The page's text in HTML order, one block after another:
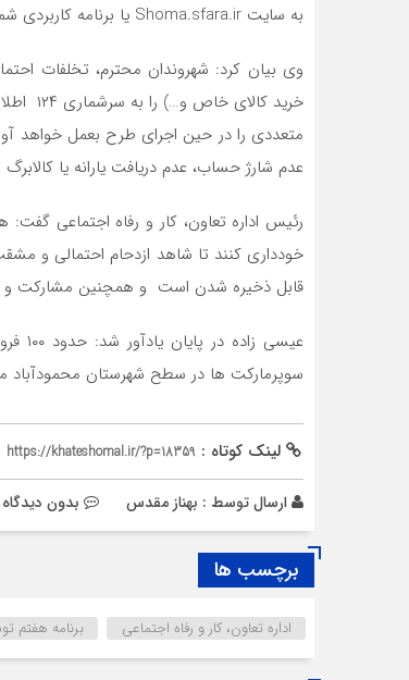
به سایت Shoma.sfara.ir یا برنامه کاربردی شما مراجعه کنند.
وی بیان کرد: شهروندان محترم، تخلفات
خرید
متعددی را در حین اجرای طرح بعمل خواهد
عدم شارژ حساب‌، عدم دریافت یارانه یا کالابرگ و… شماره تلفن ۰۲۱۶۳۶۹ آماده پاسخگویی
رئیس اداره تعاون، کار و رفاه اجتماعی گفت:
خودداری کنند تا شاهد ازدحام احتمالی و
قابل ذخیره شدن است و همچنین مشارکت و
سوپرمارکت ها در سطح شهرستان
لینک کوتاه : https://khateshomal.ir/?p=18359
ارسال توسط : بهناز مقدس بدون دیدگاه
برچسب ها
اداره تعاون، کار و رفاه اجتماعی برنامه هفتم